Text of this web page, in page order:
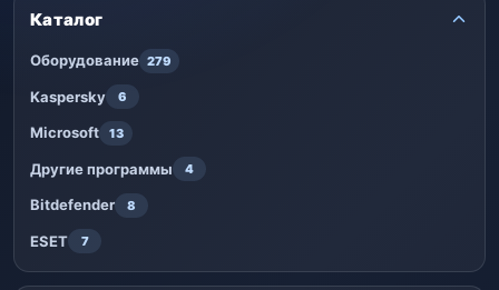
Каталог
Оборудование 279
Kaspersky 6
Microsoft 13
Другие программы 4
Bitdefender 8
ESET 7